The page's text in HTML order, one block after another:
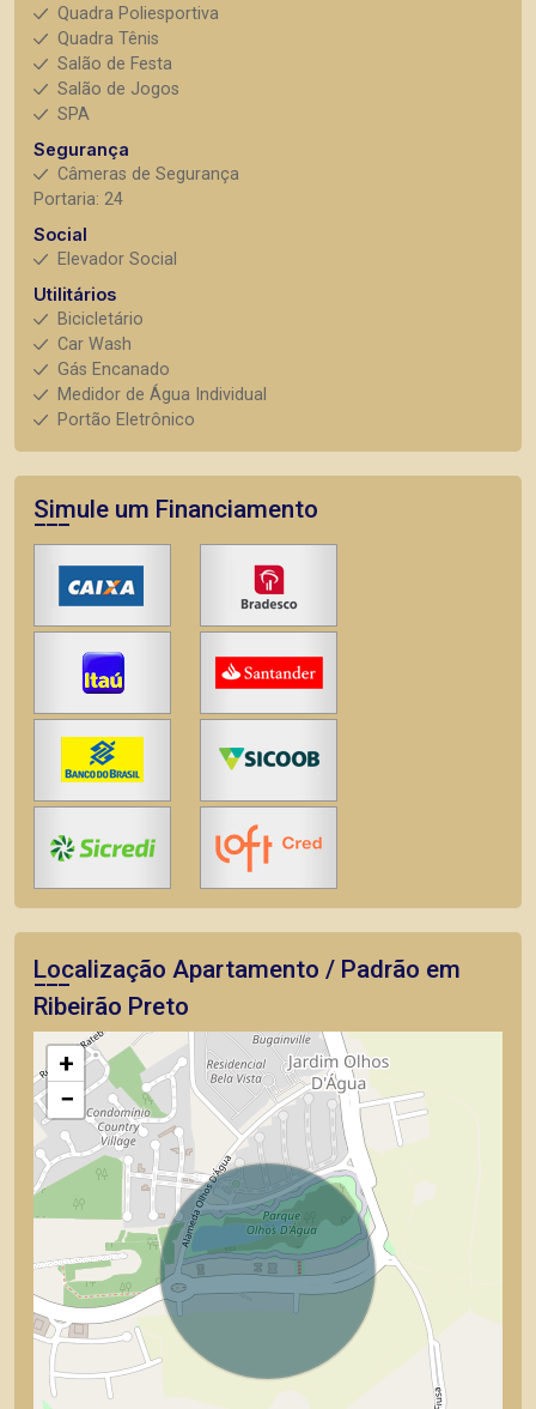
Quadra Poliesportiva
Quadra Tênis
Salão de Festa
Salão de Jogos
SPA
Segurança
Câmeras de Segurança
Portaria: 24
Social
Elevador Social
Utilitários
Bicicletário
Car Wash
Gás Encanado
Medidor de Água Individual
Portão Eletrônico
Simule um Financiamento
Localização Apartamento / Padrão em
Ribeirão Preto
+
−